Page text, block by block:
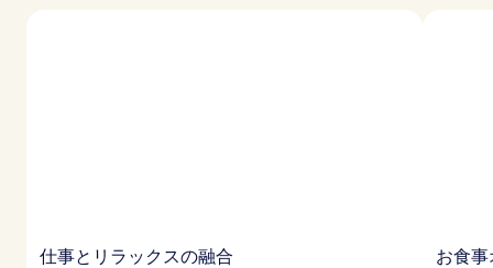
仕事とリラックスの融合 お食